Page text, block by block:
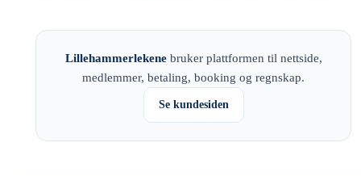
Lillehammerlekenebruker plattformen til nettside,
medlemmer, betaling, booking og regnskap.
Se kundesiden